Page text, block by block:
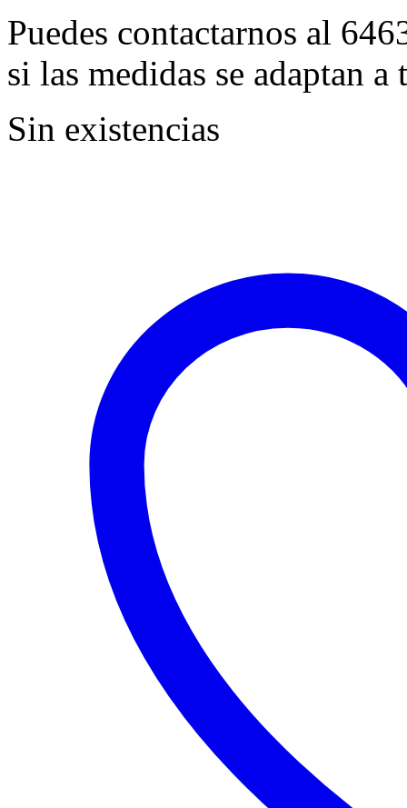
Puedes contactarnos al
si las medidas se adaptan a
Sin existencias